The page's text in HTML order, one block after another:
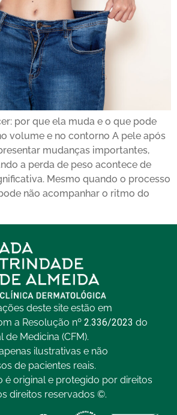
por que ela muda e o que pode
volume e no contorno A pele após
mudanças importantes,
a perda de peso acontece de
Mesmo quando o processo
não acompanhar o ritmo do
deste site estão em
a Resolução nº 2.336/2023 do
de Medicina (CFM).
ilustrativas e não
de pacientes reais.
é original e protegido por direitos
direitos reservados ©.